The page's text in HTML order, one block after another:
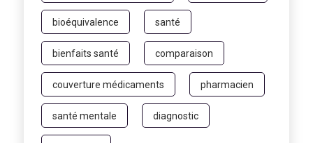
bioéquivalence santé
bienfaits santé comparaison
couverture médicaments pharmacien
santé mentale diagnostic